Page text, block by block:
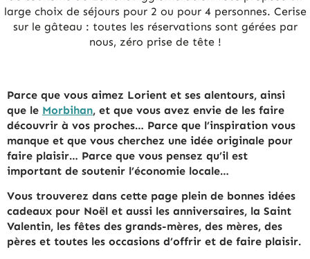
large choix de séjours pour 2 ou pour 4 personnes. Cerise
sur le gâteau : toutes les réservations sont gérées par
nous, zéro prise de tête !
Parce que vous aimez Lorient et ses alentours, ainsi
que le Morbihan, et que vous avez envie de les faire
découvrir à vos proches… Parce que l’inspiration vous
manque et que vous cherchez une idée originale pour
faire plaisir… Parce que vous pensez qu’il est
important de soutenir l’économie locale…
Vous trouverez dans cette page plein de bonnes idées
cadeaux pour Noël et aussi les anniversaires, la Saint
Valentin, les fêtes des grands-mères, des mères, des
pères et toutes les occasions d’offrir et de faire plaisir.